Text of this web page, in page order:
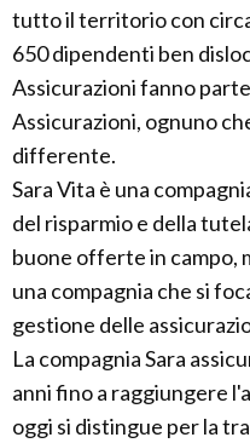
tutto il territorio con
650 dipendenti ben
Assicurazioni fanno
Assicurazioni, ognuno
differente.
Sara Vita è una
del risparmio e della
buone offerte in campo,
una compagnia che si
gestione delle
La compagnia Sara
anni fino a raggiungere
oggi si distingue per la